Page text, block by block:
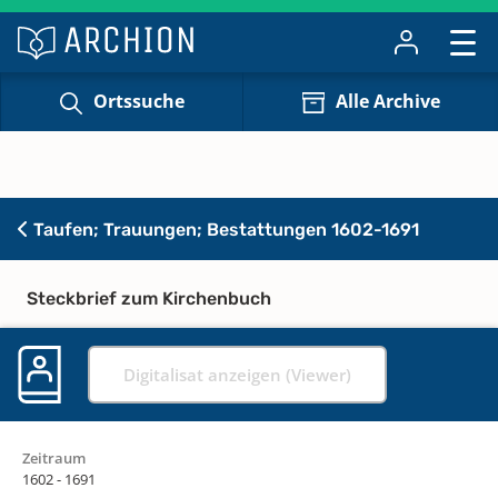
Ortssuche Alle Archive
Taufen; Trauungen; Bestattungen 1602-1691
Steckbrief zum Kirchenbuch
Digitalisat anzeigen (Viewer)
Zeitraum
1602 - 1691